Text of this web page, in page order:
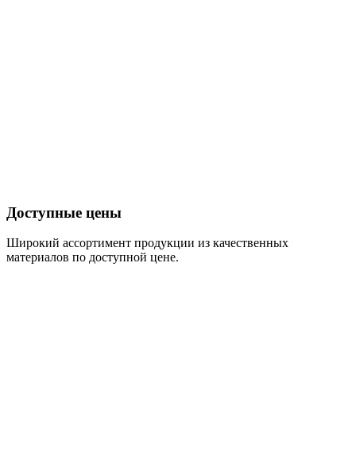
Доступные цены
Широкий ассортимент продукции из качественных
материалов по доступной цене.